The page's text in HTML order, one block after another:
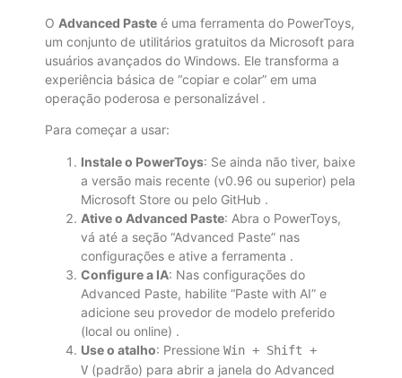
O Advanced Paste é uma ferramenta do PowerToys,
um conjunto de utilitários gratuitos da Microsoft para
usuários avançados do Windows. Ele transforma a
experiência básica de “copiar e colar” em uma
operação poderosa e personalizável .
Para começar a usar:
Instale o PowerToys: Se ainda não tiver, baixe
a versão mais recente (v0.96 ou superior) pela
Microsoft Store ou pelo GitHub .
Ative o Advanced Paste: Abra o PowerToys,
vá até a seção “Advanced Paste” nas
configurações e ative a ferramenta .
Configure a IA: Nas configurações do
Advanced Paste, habilite “Paste with AI” e
adicione seu provedor de modelo preferido
(local ou online) .
Use o atalho: Pressione Win + Shift +
V (padrão) para abrir a janela do Advanced